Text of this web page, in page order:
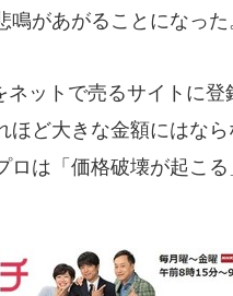
があがることになった
ットで売るサイトに
ど大きな金額にはなら
ロは「価格破壊が起こる